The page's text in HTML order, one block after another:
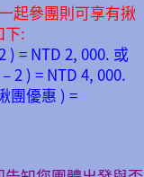
起參團則可享有揪
下:
) = NTD 2, 000. 或
2 ) = NTD 4, 000.
團優惠 ) =